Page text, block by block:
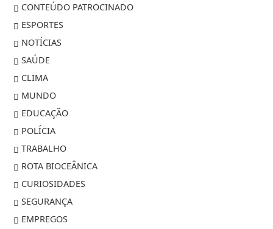
CONTEÚDO PATROCINADO
ESPORTES
NOTÍCIAS
SAÚDE
CLIMA
MUNDO
EDUCAÇÃO
POLÍCIA
TRABALHO
ROTA BIOCEÂNICA
CURIOSIDADES
SEGURANÇA
EMPREGOS